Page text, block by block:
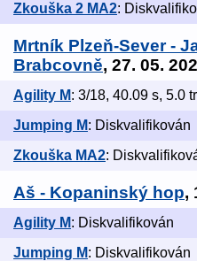
Zkouška 2 MA2:
Mrtník Plzeň-Sever -
Brabcovně, 27. 05.
Agility M: 3/18, 40.09 s, 5.0
Jumping M: Diskvalifikován
Zkouška MA2:
Aš - Kopaninský hop,
Agility M: Diskvalifikován
Jumping M: Diskvalifikován